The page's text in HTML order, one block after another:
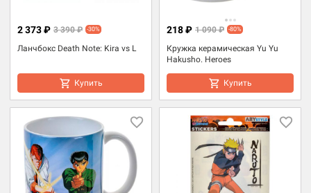
Ланчбокс Death Note: Kira vs L
2 373 ₽ 3 390 ₽ -30%
Купить
Кружка керамическая Yu Yu
Hakusho. Heroes
218 ₽ 1 090 ₽ -80%
Купить